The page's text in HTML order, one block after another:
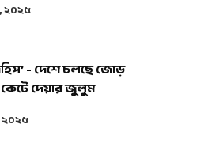
২০২৫
- দেশে চলছে জোড়
দেয়ার জুলুম
২০২৫